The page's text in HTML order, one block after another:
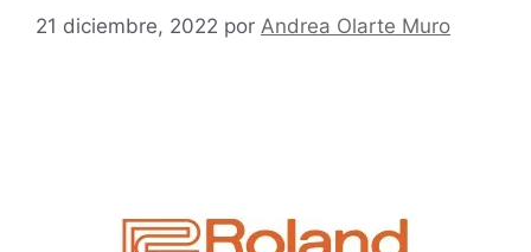
21 diciembre, 2022 por Andrea Olarte Muro